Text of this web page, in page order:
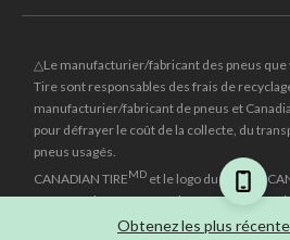
Obtenez les plus
△Le manufacturier/fabricant des pneus que
Tire sont responsables des frais de
manufacturier/fabricant de pneus et
pour défrayer le coût de la collecte, du
pneus usagés.
CANADIAN TIREMD et le logo du triangle
marques de commerce déposées de la